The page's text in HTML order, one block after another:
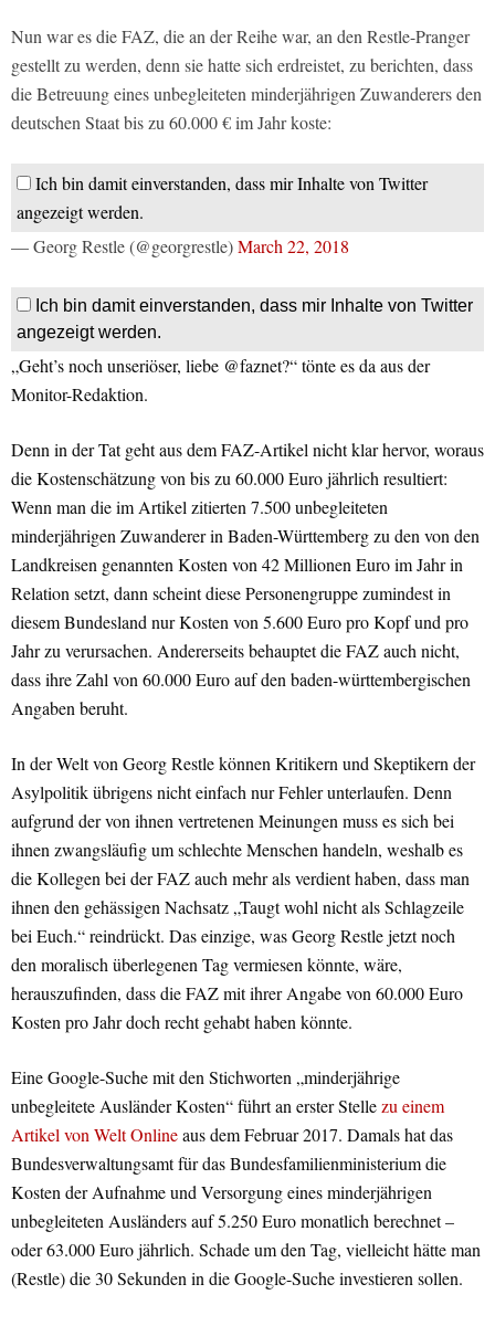
Nun war es die FAZ, die an der Reihe war, an den Restle-Pranger
gestellt zu werden, denn sie hatte sich erdreistet, zu berichten, dass
die Betreuung eines unbegleiteten minderjährigen Zuwanderers den
deutschen Staat bis zu 60.000 € im Jahr koste:
Ich bin damit einverstanden, dass mir Inhalte von Twitter
angezeigt werden.
— Georg Restle (@georgrestle)March 22, 2018
Ich bin damit einverstanden, dass mir Inhalte von Twitter
angezeigt werden.
„Geht’s noch unseriöser, liebe @faznet?“ tönte es da aus der
Monitor-Redaktion.
Denn in der Tat geht aus dem FAZ-Artikel nicht klar hervor, woraus
die Kostenschätzung von bis zu 60.000 Euro jährlich resultiert:
Wenn man die im Artikel zitierten 7.500 unbegleiteten
minderjährigen Zuwanderer in Baden-Württemberg zu den von den
Landkreisen genannten Kosten von 42 Millionen Euro im Jahr in
Relation setzt, dann scheint diese Personengruppe zumindest in
diesem Bundesland nur Kosten von 5.600 Euro pro Kopf und pro
Jahr zu verursachen. Andererseits behauptet die FAZ auch nicht,
dass ihre Zahl von 60.000 Euro auf den baden-württembergischen
Angaben beruht.
In der Welt von Georg Restle können Kritikern und Skeptikern der
Asylpolitik übrigens nicht einfach nur Fehler unterlaufen. Denn
aufgrund der von ihnen vertretenen Meinungen muss es sich bei
ihnen zwangsläufig um schlechte Menschen handeln, weshalb es
die Kollegen bei der FAZ auch mehr als verdient haben, dass man
ihnen den gehässigen Nachsatz „Taugt wohl nicht als Schlagzeile
bei Euch.“ reindrückt. Das einzige, was Georg Restle jetzt noch
den moralisch überlegenen Tag vermiesen könnte, wäre,
herauszufinden, dass die FAZ mit ihrer Angabe von 60.000 Euro
Kosten pro Jahr doch recht gehabt haben könnte.
Eine Google-Suche mit den Stichworten „minderjährige
unbegleitete Ausländer Kosten“ führt an erster Stellezu einem
Artikel von Welt Onlineaus dem Februar 2017. Damals hat das
Bundesverwaltungsamt für das Bundesfamilienministerium die
Kosten der Aufnahme und Versorgung eines minderjährigen
unbegleiteten Ausländers auf 5.250 Euro monatlich berechnet –
oder 63.000 Euro jährlich. Schade um den Tag, vielleicht hätte man
(Restle) die 30 Sekunden in die Google-Suche investieren sollen.